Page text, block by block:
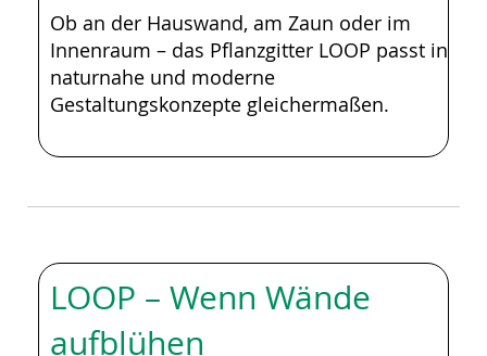
Ob an der Hauswand, am Zaun oder im
Innenraum – das Pflanzgitter LOOP passt in
naturnahe und moderne
Gestaltungskonzepte gleichermaßen.
LOOP – Wenn Wände
aufblühen